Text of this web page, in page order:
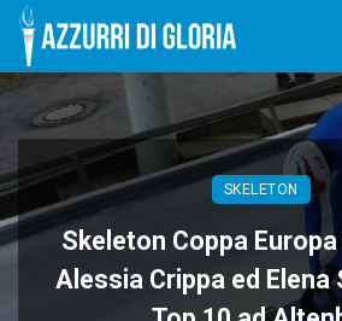
SKELETON
Skeleton Coppa Europa
Alessia Crippa ed Elena